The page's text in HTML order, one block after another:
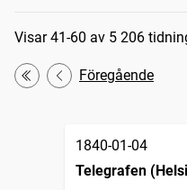
Visar 41-60 av 5 206
Första
Föregående
1840-01-04
Telegrafen